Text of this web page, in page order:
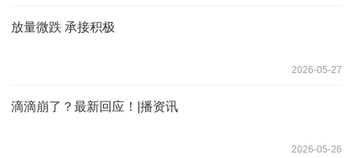
放量微跌 承接积极
2026-05-27
滴滴崩了？最新回应！|播资讯
2026-05-26